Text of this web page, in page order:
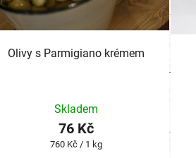
Olivy s Parmigiano krémem
Skladem
76 Kč
Měrná
760 Kč / 1 kg